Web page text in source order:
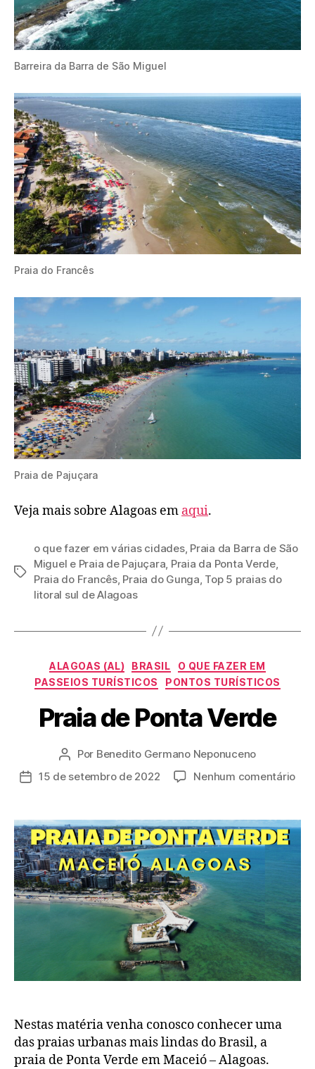
Barreira da Barra de São Miguel
Praia do Francês
Praia de Pajuçara
Veja mais sobre Alagoas em aqui.
Tags
o que fazer em várias cidades, Praia da Barra de São
Miguel e Praia de Pajuçara Praia da Ponta Verde,
Praia do Francês, Praia do Gunga Top 5 praias do
litoral sul de Alagoas
Categorias
ALAGOAS (AL) BRASIL
O QUE FAZER EM
PASSEIOS TURÍSTICOS
PONTOS TURÍSTICOS
Praia de Ponta Verde
Autor
Por Benedito Germano Neponuceno
Data15 de setembro de 2022 Nenhum comentárioem
Nestas matéria venha conosco conhecer uma
das praias urbanas mais lindas do Brasil, a
praia de Ponta Verde em Maceió – Alagoas.